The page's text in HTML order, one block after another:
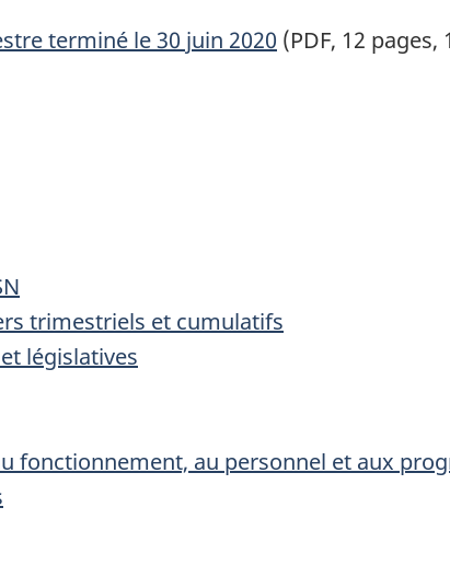
terminé le 30 juin 2020 (PDF, 12 pages,
trimestriels et cumulatifs
législatives
fonctionnement, au personnel et aux